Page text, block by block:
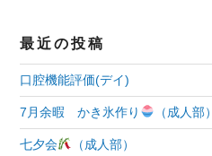
最近の投稿
口腔機能評価(デイ)
7月余暇 かき氷作り （成人部）
七夕会 （成人部）